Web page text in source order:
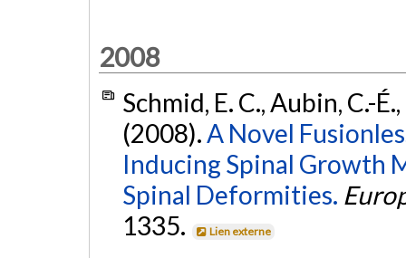
2008
Schmid, E. C., Aubin, C.-
(2008). A Novel
Inducing Spinal Growth
Spinal Deformities.
1335.
Lien externe